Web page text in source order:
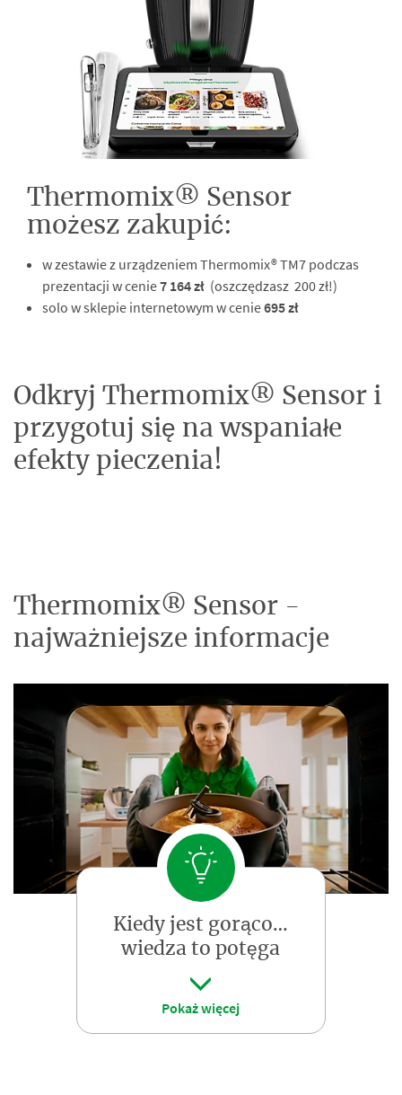
Thermomix® Sensor
możesz zakupić:
w zestawie z urządzeniem Thermomix® TM7 podczas
prezentacji w cenie7 164 zł (oszczędzasz 200 zł!)
solo w sklepie internetowym w cenie695 zł
Odkryj Thermomix® Sensor i
przygotuj się na wspaniałe
efekty pieczenia!
Thermomix® Sensor -
najważniejsze informacje
Kiedy jest gorąco…
wiedza to potęga
Pokaż więcej